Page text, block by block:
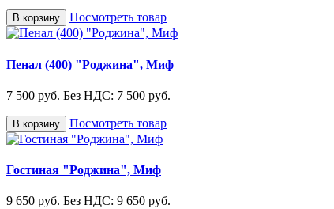
В корзину Посмотреть товар
Пенал (400) "Роджина", Миф
7 500 руб. Без НДС: 7 500 руб.
В корзину Посмотреть товар
Гостиная "Роджина", Миф
9 650 руб. Без НДС: 9 650 руб.